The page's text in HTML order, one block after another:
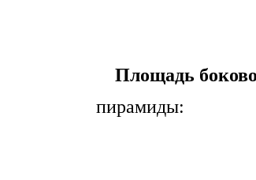
Площадь
пирамиды: